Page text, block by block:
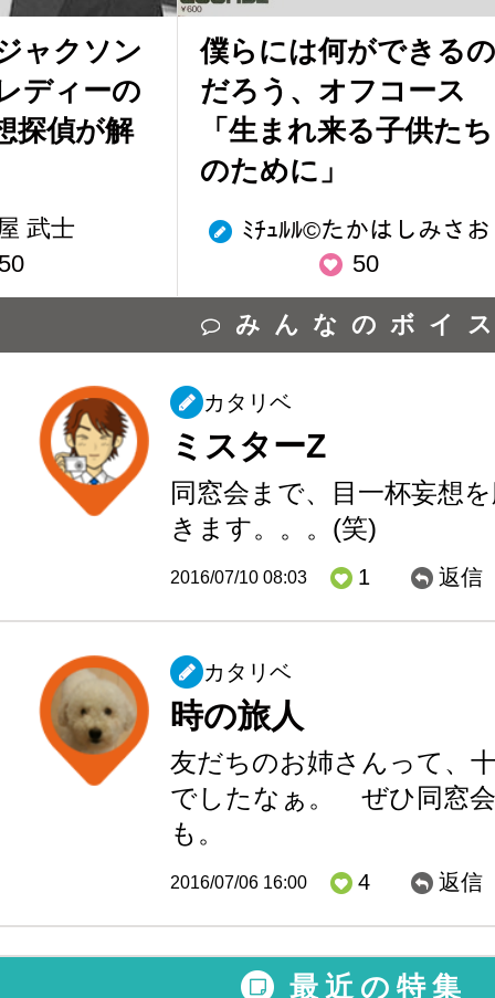
ャクソン
ディーの
探偵が解
武士
僕らには何ができるの
だろう、オフコース
「生まれ来る子供たち
のために」
ﾐﾁｭﾙﾙ©︎たかはしみさお
50
みんなのボイ
カタリベ
ミスターZ
同窓会まで、目一杯妄想
きます。。。(笑)
2016/07/10 08:03 1 返信
カタリベ
時の旅人
友だちのお姉さんって、
でしたなぁ。 ぜひ同窓
も。
2016/07/06 16:00 4 返信
最近の特集